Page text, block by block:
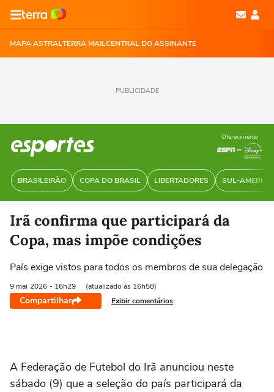
MAPA ASTRALTERRA MAILCENTRAL DO ASSINANTE
PUBLICIDADE
BRASILEIRÃO COPA DO BRASIL LIBERTADORES SUL-
Oferecimento
Irã confirma que participará da
Copa, mas impõe condições
País exige vistos para todos os membros de sua delegação
9 mai 2026 - 16h29 (atualizado às 16h58)
Compartilhar Exibir comentários
A Federação de Futebol do Irã anunciou neste
sábado (9) que a seleção do país participará da